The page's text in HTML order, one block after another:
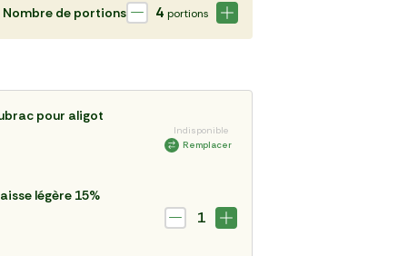
Nombre de portions 4 portions
pour aligot
Indisponible
Remplacer
légère 15%
1